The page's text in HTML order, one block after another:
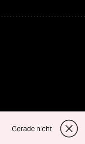
Gerade nicht